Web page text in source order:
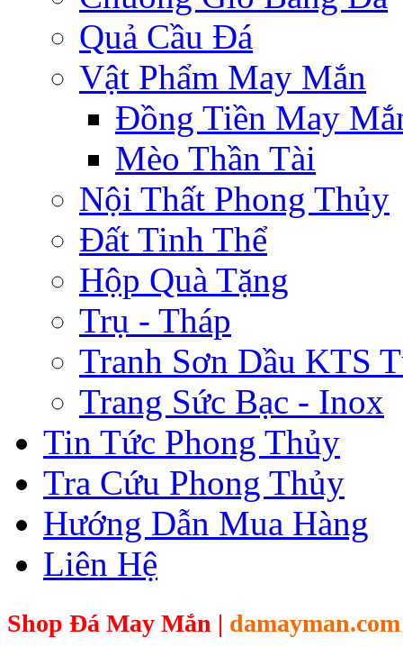
Quả Cầu Đá
Vật Phẩm May Mắn
Đồng Tiền May
Mèo Thần Tài
Nội Thất Phong Thủy
Đất Tinh Thể
Hộp Quà Tặng
Trụ - Tháp
Tranh Sơn Dầu KTS
Trang Sức Bạc - Inox
Tin Tức Phong Thủy
Tra Cứu Phong Thủy
Hướng Dẫn Mua Hàng
Liên Hệ
Shop Đá May Mắn | damayman.com